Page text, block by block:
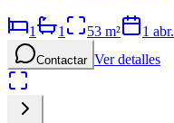
1 1 53 m² 1 abr.
Contactar Ver detalles